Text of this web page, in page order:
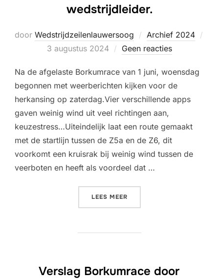
wedstrijdleider.
door Wedstrijdzeilenlauwersoog
Archief 2024
Geplaatst
3 augustus 2024 Geen reacties
Na de afgelaste Borkumrace van 1 juni, woensdag
begonnen met weerberichten kijken voor de
herkansing op zaterdag.Vier verschillende apps
gaven weinig wind uit veel richtingen aan,
keuzestress…Uiteindelijk laat een route gemaakt
met de startlijn tussen de Z5a en de Z6, dit
voorkomt een kruisrak bij weinig wind tussen de
veerboten en heeft als voordeel dat …
LEES MEER
Verslag Borkumrace door